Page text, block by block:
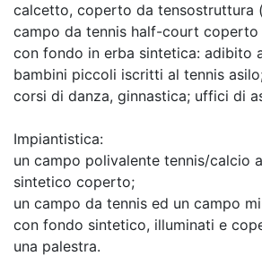
calcetto, coperto da tensostruttura
campo da tennis half-court coperto
con fondo in erba sintetica: adibito
bambini piccoli iscritti al tennis
corsi di danza, ginnastica; uffici di
Impiantistica:
un campo polivalente tennis/calcio
sintetico coperto;
un campo da tennis ed un campo
con fondo sintetico, illuminati e
una palestra.